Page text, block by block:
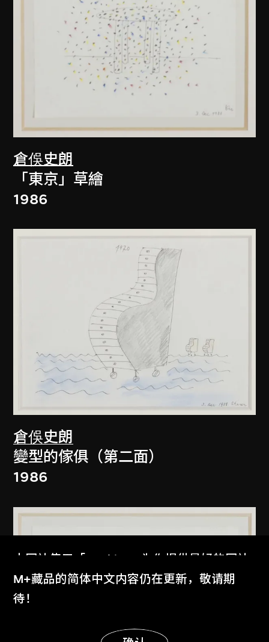
倉俁史朗
「東京」草繪
1986
倉俁史朗
變型的傢俱（第二面）
1986
本网站使用「Cookies」为你提供最好的网站
体验。
了解更多
M+藏品的简体中文内容仍在更新，敬请期
待！
显示更多